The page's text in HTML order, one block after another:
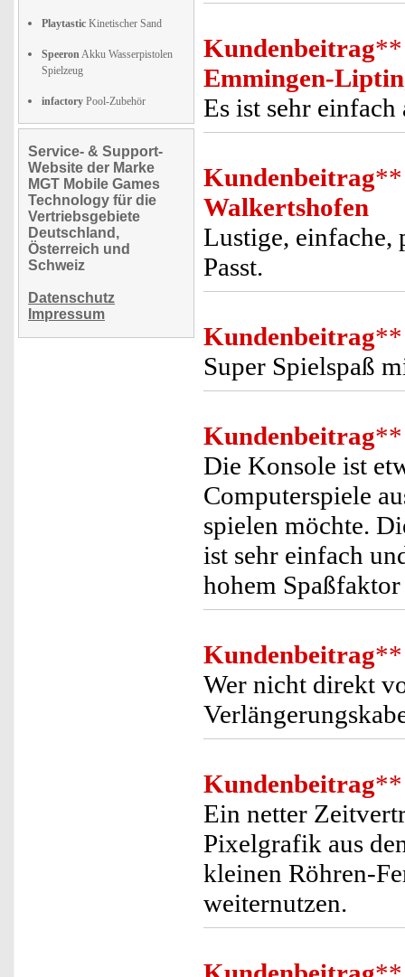
Playtastic Kinetischer Sand
SpeeronAkku Wasserpistolen
Spielzeug
infactory Pool-Zubehör
Service- & Support-
Website der Marke
MGT Mobile Games
Technology für die
Vertriebsgebiete
Deutschland,
Österreich und
Schweiz
Datenschutz
Impressum
Kundenbeitrag**
Emmingen-
Es ist sehr
Kundenbeitrag**
Walkertshofen
Lustige, einfache,
Passt.
Kundenbeitrag**
Super Spielspaß
Kundenbeitrag**
Die Konsole ist
Computerspiele
spielen möchte.
ist sehr einfach
hohem
Kundenbeitrag**
Wer nicht direkt
Kundenbeitrag**
Ein netter
Pixelgrafik aus
kleinen Röhren-
weiternutzen.